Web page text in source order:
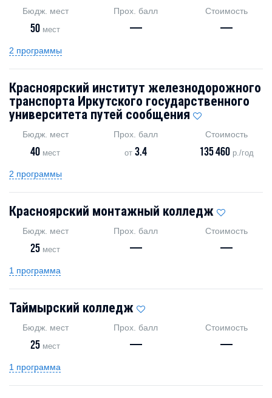
Бюдж. мест
50 мест
Прох. балл
—
Стоимость
—
2 программы
Красноярский институт железнодорожного
транспорта Иркутского государственного
университета путей сообщения
Бюдж. мест
40 мест
Прох. балл
от3.4
Стоимость
135 460 р./год
2 программы
Красноярский монтажный колледж
Бюдж. мест
25 мест
Прох. балл
—
Стоимость
—
1 программа
Таймырский колледж
Бюдж. мест
25 мест
Прох. балл
—
Стоимость
—
1 программа